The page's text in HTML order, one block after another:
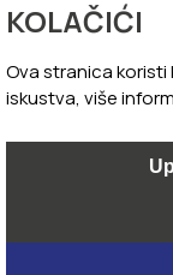
KOLAČIĆI
Ova stranica
iskustva, više
Kako do
Najčešća
Politika
Politika